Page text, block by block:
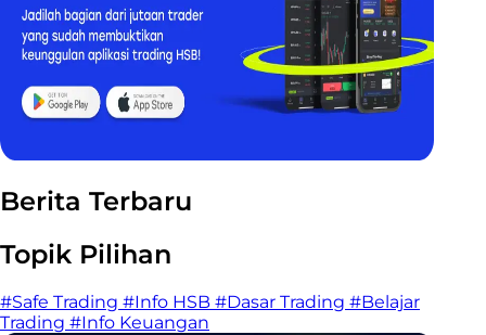
Berita Terbaru
Topik Pilihan
#Safe Trading #Info HSB #Dasar Trading #Belajar
Trading #Info Keuangan